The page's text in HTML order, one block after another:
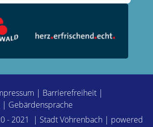
| Barrierefreiheit |
| Gebärdensprache
- 2021 | Stadt Vöhrenbach | powered